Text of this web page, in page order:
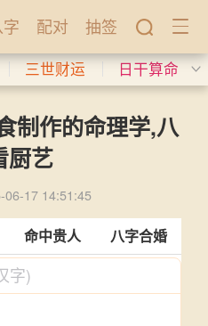
配对 抽签
三世财运 日干算命
制作的命理学,八
厨艺
06-17 14:51:45
命中贵人 八字合婚